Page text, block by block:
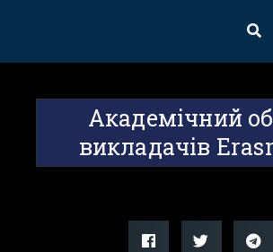
Академічний
викладачів